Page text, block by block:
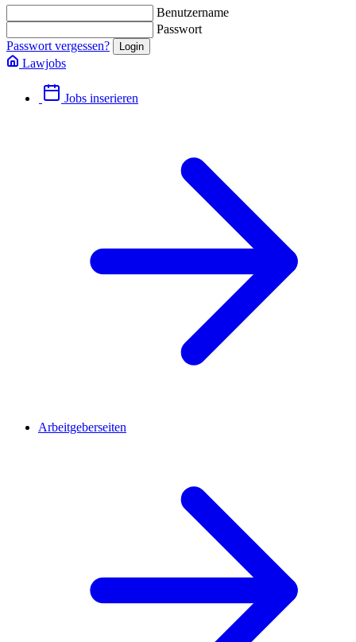
Benutzername
Passwort
Passwort vergessen?
Lawjobs
Jobs inserieren
Arbeitgeberseiten